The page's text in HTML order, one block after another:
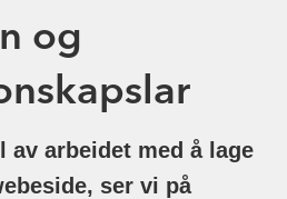
og
av arbeidet med å lage
ser vi på